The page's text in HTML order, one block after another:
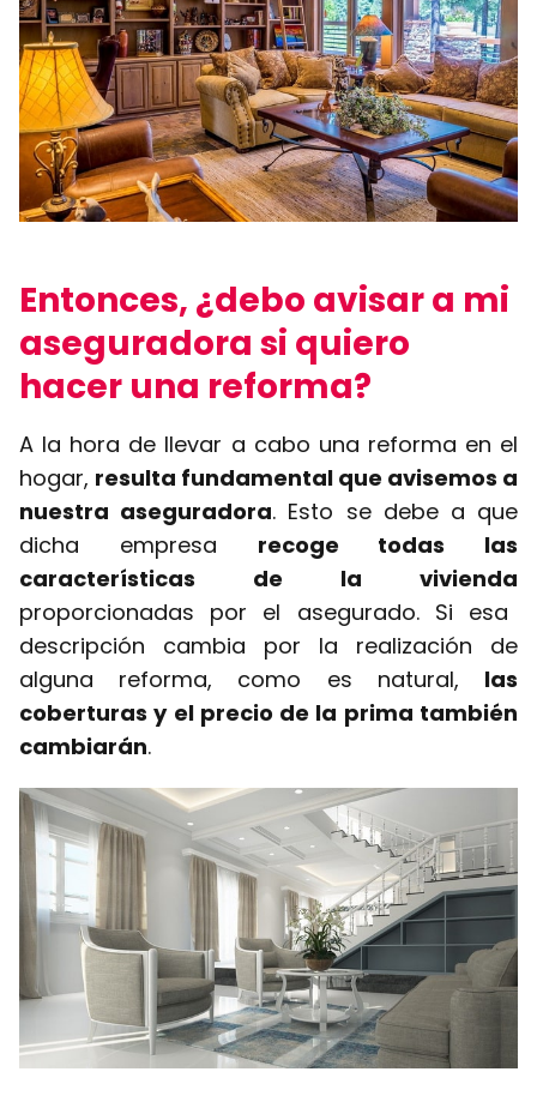
Entonces, ¿debo avisar a mi
aseguradora si quiero
hacer una reforma?
A la hora de llevar a cabo una reforma en el
hogar, resulta fundamental que avisemos a
nuestra aseguradora. Esto se debe a que
dicha empresa recoge todas las
características de la vivienda
proporcionadas por el asegurado. Si esa
descripción cambia por la realización de
alguna reforma, como es natural, las
coberturas y el precio de la prima también
cambiarán.